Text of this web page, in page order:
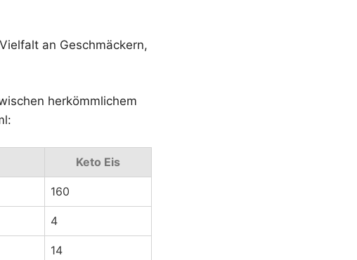
an Geschmäckern,
herkömmlichem
Keto Eis
160
4
14